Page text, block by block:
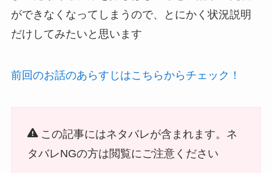
ができなくなってしまうので、とにかく状況説明
だけしてみたいと思います
前回のお話のあらすじはこちらからチェック！
この記事にはネタバレが含まれます。ネ
タバレNGの方は閲覧にご注意ください